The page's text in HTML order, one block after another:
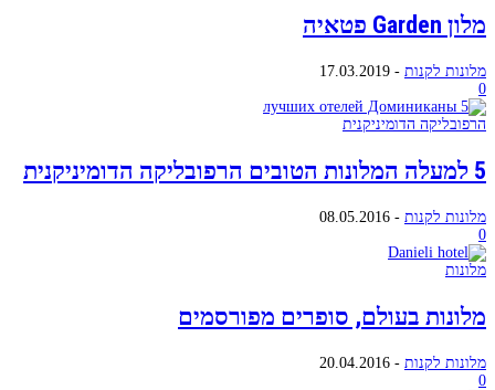
מלון Garden פטאיה
מלונות לקנות -
17.03.2019
0
הרפובליקה הדומיניקנית
5 למעלה המלונות הטובים הרפובליקה הדומיניקנית
מלונות לקנות -
08.05.2016
0
מלונות
מלונות בעולם, סופרים מפורסמים
מלונות לקנות -
20.04.2016
0